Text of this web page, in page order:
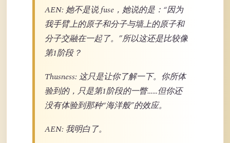
AEN: 她不是说 fuse，她说的是：“因为
我手臂上的原子和分子与墙上的原子和
分子交融在一起了。”所以这还是比较像
第1阶段？
Thusness: 这只是让你了解一下。你所体
验到的，只是第1阶段的一瞥……但你还
没有体验到那种“海洋般”的效应。
AEN: 我明白了。